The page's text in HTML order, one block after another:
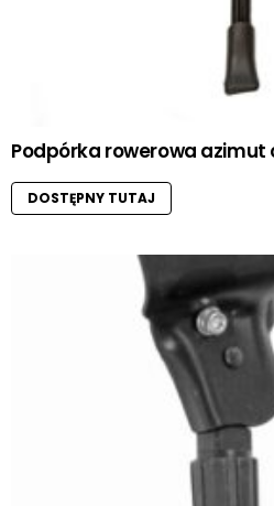
Podpórka rowerowa azimut
DOSTĘPNY TUTAJ